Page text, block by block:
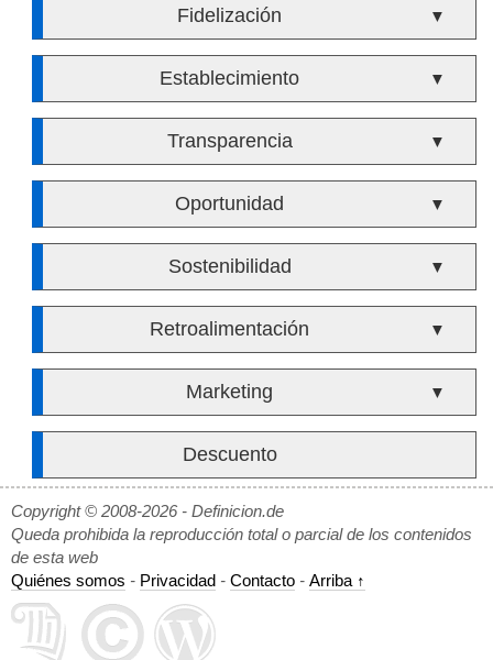
Fidelización ▼
Establecimiento ▼
Transparencia ▼
Oportunidad ▼
Sostenibilidad ▼
Retroalimentación ▼
Marketing ▼
Descuento
Copyright © 2008-2026 - Definicion.de
Queda prohibida la reproducción total o parcial de los contenidos
de esta web
Quiénes somos - Privacidad - Contacto - Arriba ↑